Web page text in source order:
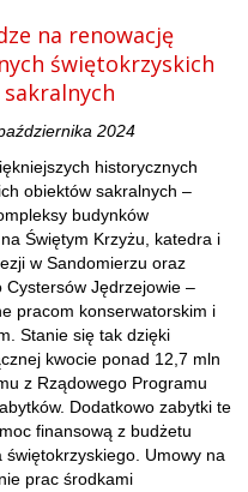
na renowację
świętokrzyskich
2024
historycznych
obiektów sakralnych –
budynków
Świętym Krzyżu, katedra i
w Sandomierzu oraz
Cystersów Jędrzejowie –
pracom konserwatorskim i
Stanie się tak dzięki
kwocie ponad 12,7 mln
z Rządowego Programu
Dodatkowo zabytki te
finansową z budżetu
świętokrzyskiego. Umowy na
prac środkami